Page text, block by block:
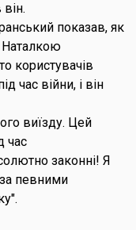
показав, як
Наталкою
користувачів
час війни, і він
виїзду. Цей
час
законні! Я
певними